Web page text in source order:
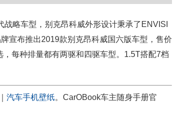
略车型，别克昂科威外形设计秉承了ENVISI
宣布推出2019款别克昂科威国六版车型，售价
每种排量都有两驱和四驱车型。1.5T搭配7档
汽车手机壁纸。CarOBook车主随身手册官